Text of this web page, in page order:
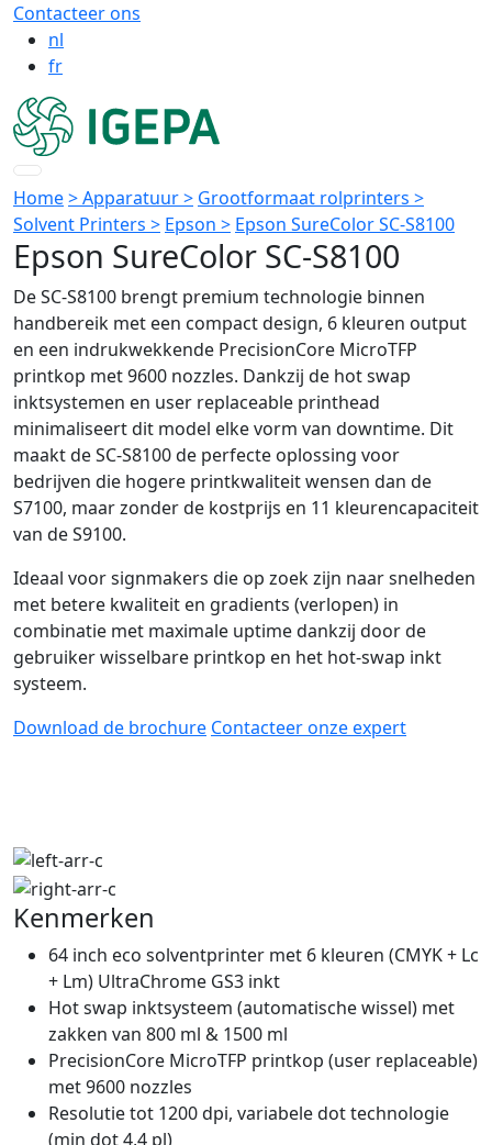
Contacteer ons
nl
fr
Home> Apparatuur > Grootformaat rolprinters >
Solvent Printers > Epson > Epson SureColor SC-S8100
Epson SureColor SC-S8100
De SC‑S8100 brengt premium technologie binnen
handbereik met een compact design, 6 kleuren output
en een indrukwekkende PrecisionCore MicroTFP
printkop met 9600 nozzles. Dankzij de hot swap
inktsystemen en user replaceable printhead
minimaliseert dit model elke vorm van downtime. Dit
maakt de SC‑S8100 de perfecte oplossing voor
bedrijven die hogere printkwaliteit wensen dan de
S7100, maar zonder de kostprijs en 11 kleurencapaciteit
van de S9100.
Ideaal voor signmakers die op zoek zijn naar snelheden
met betere kwaliteit en gradients (verlopen) in
combinatie met maximale uptime dankzij door de
gebruiker wisselbare printkop en het hot-swap inkt
systeem.
Download de brochure Contacteer onze expert
Kenmerken
64 inch eco solventprinter met 6 kleuren (CMYK + Lc
+ Lm) UltraChrome GS3 inkt
Hot swap inktsysteem (automatische wissel) met
zakken van 800 ml & 1500 ml
PrecisionCore MicroTFP printkop (user replaceable)
met 9600 nozzles
Resolutie tot 1200 dpi, variabele dot technologie
(min dot 4,4 pl)